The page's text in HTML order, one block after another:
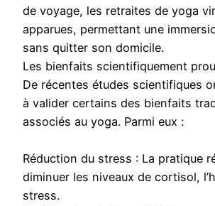
de voyage, les retraites de yoga
apparues, permettant une
sans quitter son domicile.
Les bienfaits scientifiquement
De récentes études scientifiques
à valider certains des bienfaits
associés au yoga. Parmi eux :
Réduction du stress : La pratique
diminuer les niveaux de cortisol,
stress.